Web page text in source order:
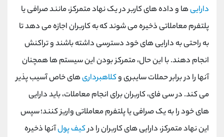
دارایی‌ها و داده‌ های کاربر در یک نهاد متمرکز، مانند صرافی یا
پلتفرم معاملاتی ذخیره می ‌شوند که به کاربران اجازه می دهد تا
به راحتی به دارایی های خود دسترسی داشته باشند و تراکنش
انجام دهند. با این حال، متمرکز بودن این سیستم ها همچنان
آنها را در برابر حملات سایبری وکلاهبرداریهای خاص آسیب پذیر
می کند. در سی فای، کاربران برای انجام معاملات، باید دارایی
های خود را به یک صرافی یا پلتفرم معاملاتی واریز کنند؛ سپس
این نهاد متمرکز، دارایی های کاربران را درکیف پولآنها ذخیره